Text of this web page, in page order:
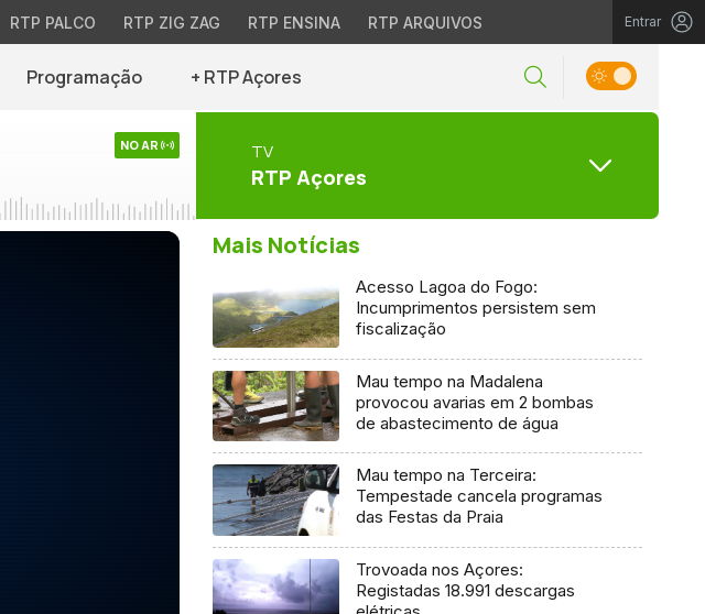
RTP PALCO RTP ZIG ZAG RTP ENSINA RTP ARQUIVOS Entrar
Programação + RTP Açores
NO AR TV
RTP Açores
Mais Notícias
Acesso Lagoa do Fogo:
Incumprimentos persistem sem
fiscalização
Mau tempo na Madalena
provocou avarias em 2 bombas
de abastecimento de água
Mau tempo na Terceira:
Tempestade cancela programas
das Festas da Praia
Trovoada nos Açores:
Registadas 18.991 descargas